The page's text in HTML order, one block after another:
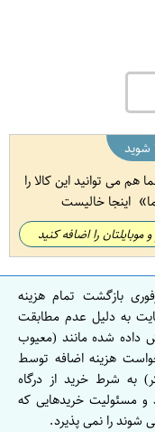
شوید
هم می توانید این کالا را
اینجا خالیست
موبایلتان را اضافه کنید
بازگشت تمام هزینه
به دلیل عدم مطابقت
داده شده مانند (معیوب
هزینه اضافه توسط
به شرط خرید از درگاه
مسئولیت خریدهایی که
شوند را نمی پذیرد.